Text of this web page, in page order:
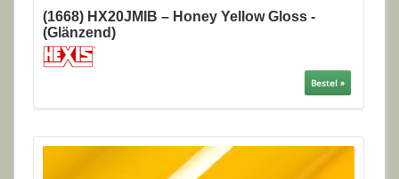
(1668) HX20JMIB – Honey Yellow Gloss -
(Glänzend)
Bestel »